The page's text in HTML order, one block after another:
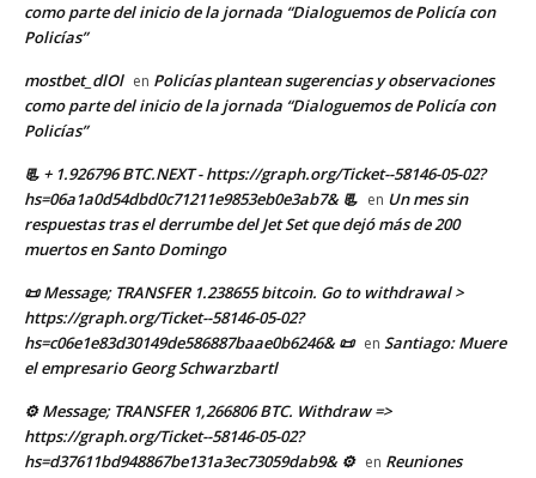
como parte del inicio de la jornada “Dialoguemos de Policía con
Policías”
mostbet_dlOl en Policías plantean sugerencias y observaciones
como parte del inicio de la jornada “Dialoguemos de Policía con
Policías”
📃 + 1.926796 BTC.NEXT - https://graph.org/Ticket--58146-05-02?
hs=06a1a0d54dbd0c71211e9853eb0e3ab7& 📃 en Un mes sin
respuestas tras el derrumbe del Jet Set que dejó más de 200
muertos en Santo Domingo
📜 Message; TRANSFER 1.238655 bitcoin. Go to withdrawal >
https://graph.org/Ticket--58146-05-02?
hs=c06e1e83d30149de586887baae0b6246& 📜 en Santiago: Muere
el empresario Georg Schwarzbartl
⚙ Message; TRANSFER 1,266806 BTC. Withdraw =>
https://graph.org/Ticket--58146-05-02?
hs=d37611bd948867be131a3ec73059dab9& ⚙ en Reuniones